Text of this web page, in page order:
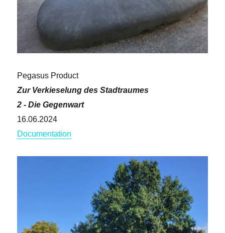
Pegasus Product
Zur Verkieselung des Stadtraumes
2 - Die Gegenwart
16.06.2024
Documentation